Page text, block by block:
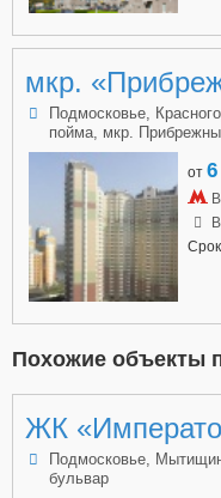
мкр.
Подмосковье,
пойма, мкр.
от
Похожие объекты
ЖК
Подмосковье,
бульвар